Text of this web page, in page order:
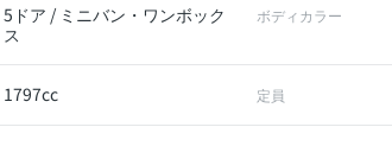
5ドア / ミニバン・ワンボック
ス
ボディカラー
1797cc 定員